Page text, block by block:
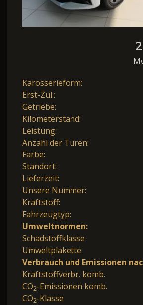
Karosserieform:
Erst-Zul.:
Getriebe:
Kilometerstand:
Leistung:
Anzahl der Türen:
Farbe:
Standort:
Lieferzeit:
Unsere Nummer:
Kraftstoff:
Fahrzeugtyp:
Umweltnormen:
Schadstoffklasse
Umweltplakette
Verbrauch und Emissionen
Kraftstoffverbr. komb.
CO2-Emissionen komb.
CO2-Klasse